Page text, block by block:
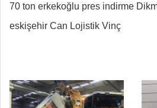
70 ton erkekoğlu pres indirme
eskişehir Can Lojistik Vinç